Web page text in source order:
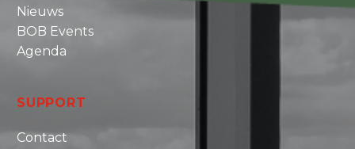
Nieuws
BOB Events
Agenda
SUPPORT
Contact